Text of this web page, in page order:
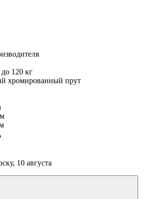
до 120 кг
хромированный прут
10 августа